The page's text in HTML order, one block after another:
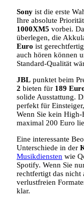
Sony ist die erste
Ihre absolute
1000XM5 vorbei.
überlegen, die
Euro ist
auch hören können
Standard-Qualität
JBL punktet beim
2 bieten für 189
solide Ausstattung.
perfekt für
Wenn Sie kein
maximal 200 Euro
Eine interessante
Unterschiede in der
Musikdiensten wie
Spotify. Wenn Sie
rechtfertigt das nicht
verlustfreien
klar.